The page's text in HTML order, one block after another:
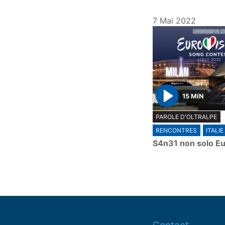
7 Mai 2022
P
l
a
y
15 MIN
PAROLE D'OLTRALPE
RENCONTRES
ITALIE
S4n31 non solo